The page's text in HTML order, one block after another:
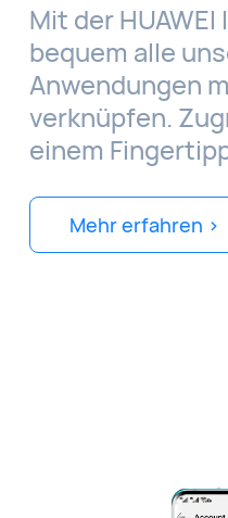
Mit der HUAWEI
bequem alle
Anwendungen
verknüpfen.
einem
Mehr erfahren >